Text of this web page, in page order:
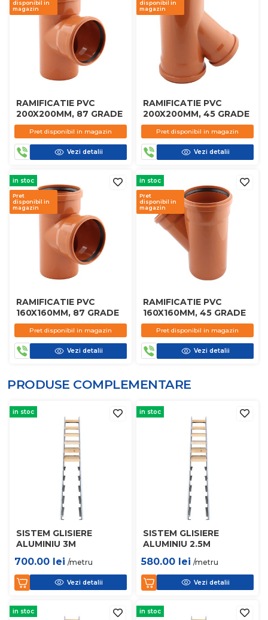
disponibil in
magazin
RAMIFICATIE PVC
200X200MM, 87 GRADE
Pret disponibil in magazin
Vezi detalii
disponibil in
magazin
RAMIFICATIE PVC
200X200MM, 45 GRADE
Pret disponibil in magazin
Vezi detalii
in stoc
Pret
disponibil in
magazin
RAMIFICATIE PVC
160X160MM, 87 GRADE
Pret disponibil in magazin
Vezi detalii
in stoc
Pret
disponibil in
magazin
RAMIFICATIE PVC
160X160MM, 45 GRADE
Pret disponibil in magazin
Vezi detalii
PRODUSE COMPLEMENTARE
in stoc
SISTEM GLISIERE
ALUMINIU 3M
700.00 lei /metru
Vezi detalii
in stoc
SISTEM GLISIERE
ALUMINIU 2.5M
580.00 lei /metru
Vezi detalii
in stoc in stoc